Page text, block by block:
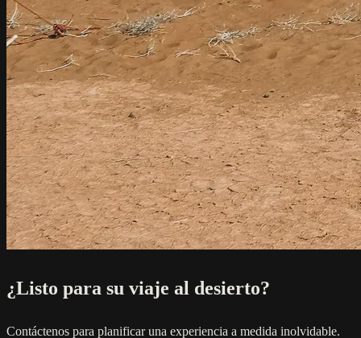
¿Listo para su viaje al desierto?
Contáctenos para planificar una experiencia a medida inolvidable.